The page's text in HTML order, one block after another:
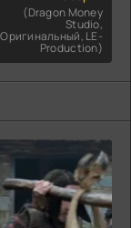
(Dragon Money
Studio,
Оригинальный, LE-
Production)